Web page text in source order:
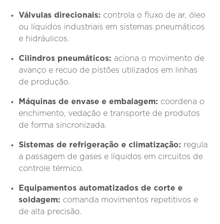
Válvulas direcionais: controla o fluxo de ar, óleo
ou líquidos industriais em sistemas pneumáticos
e hidráulicos.
Cilindros pneumáticos: aciona o movimento de
avanço e recuo de pistões utilizados em linhas
de produção.
Máquinas de envase e embalagem: coordena o
enchimento, vedação e transporte de produtos
de forma sincronizada.
Sistemas de refrigeração e climatização: regula
a passagem de gases e líquidos em circuitos de
controle térmico.
Equipamentos automatizados de corte e
soldagem: comanda movimentos repetitivos e
de alta precisão.